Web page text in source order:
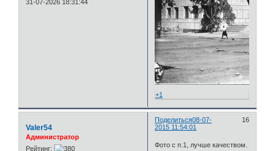
31-07-2026 18:31:44
+1
Поделиться 16
08-07-
2015 11:54:01
Valer54
Администратор
Рейтинг:
Фото с п.1, лучше качеством.